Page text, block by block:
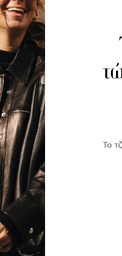
Το